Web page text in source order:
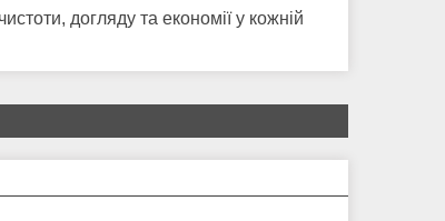
догляду та економії у кожній